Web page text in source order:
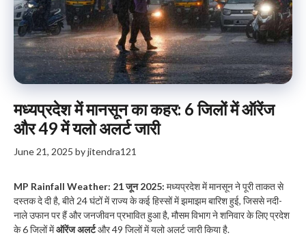
मध्यप्रदेश में मानसून का कहर: 6 जिलों में ऑरेंज
और 49 में यलो अलर्ट जारी
June 21, 2025 byjitendra121
MP Rainfall Weather: 21 जून 2025: मध्यप्रदेश में मानसून ने पूरी ताकत से
दस्तक दे दी है, बीते 24 घंटों में राज्य के कई हिस्सों में झमाझम बारिश हुई, जिससे नदी-
नाले उफान पर हैं और जनजीवन प्रभावित हुआ है, मौसम विभाग ने शनिवार के लिए प्रदेश
के 6 जिलों मेंऑरेंज अलर्टऔर 49 जिलों में यलो अलर्ट जारी किया है.